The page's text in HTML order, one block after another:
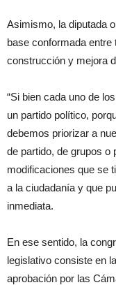
Asimismo, la diputada
base conformada
construcción y mejora
“Si bien cada uno de
un partido político,
debemos priorizar a
de partido, de grupos
modificaciones que se
a la ciudadanía y que
inmediata.
En ese sentido, la
legislativo consiste en
aprobación por las